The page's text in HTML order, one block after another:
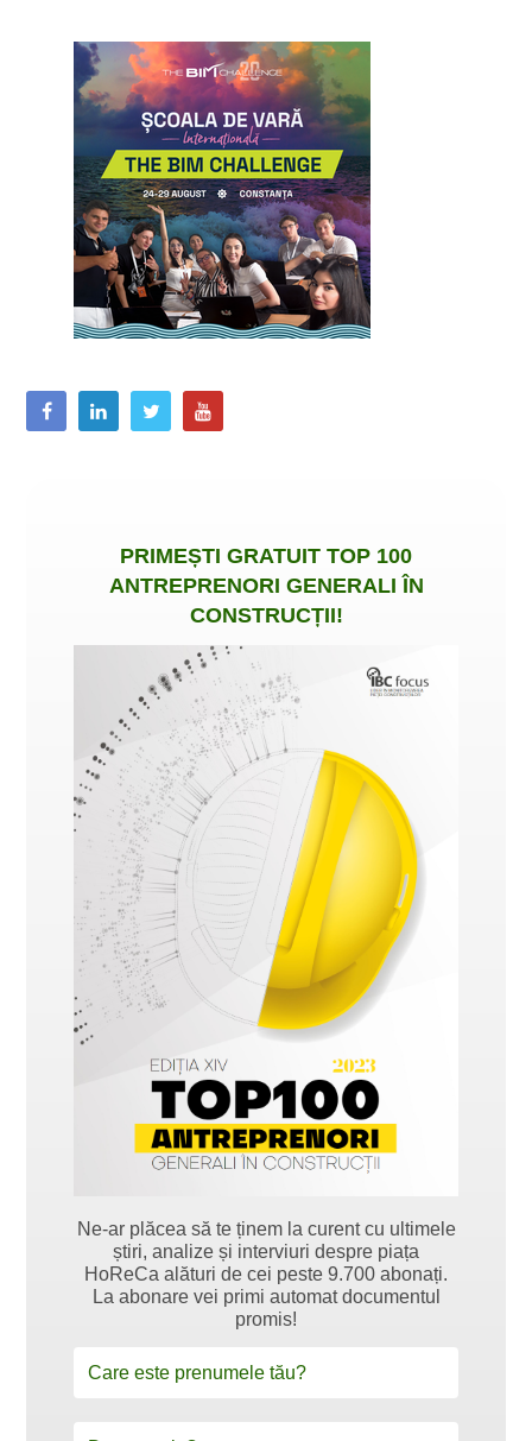
PRIMEȘTI GRATUIT TOP 100
ANTREPRENORI GENERALI ÎN
CONSTRUCȚII!
Ne-ar plăcea să te ținem la curent cu ultimele
știri, analize și interviuri despre piața
HoReCa alături de cei peste 9.700 abonați.
La abonare vei primi automat documentul
promis!